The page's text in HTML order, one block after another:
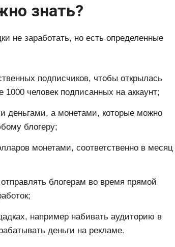
знать?
не заработать, но есть определенные
подписчиков, чтобы открылась
человек подписанных на аккаунт;
деньгами, а монетами, которые можно
блогеру;
монетами, соответственно в месяц
блогерам во время прямой
например набивать аудиторию в
деньги на рекламе.